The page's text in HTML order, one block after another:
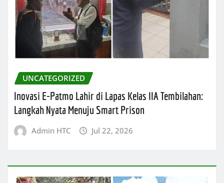
UNCATEGORIZED
Inovasi E-Patmo Lahir di Lapas Kelas IIA Tembilahan:
Langkah Nyata Menuju Smart Prison
Admin HTC Jul 22, 2026